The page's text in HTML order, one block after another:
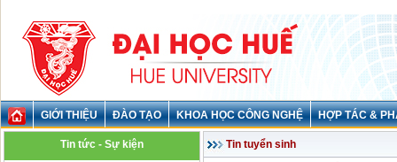
GIỚI THIỆU ĐÀO TẠO KHOA HỌC CÔNG NGHỆ HỢP TÁC &
Tin tức - Sự kiện Tin tuyển sinh